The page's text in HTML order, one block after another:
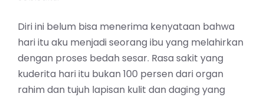
Diri ini belum bisa menerima kenyataan bahwa
hari itu aku menjadi seorang ibu yang melahirkan
dengan proses bedah sesar. Rasa sakit yang
kuderita hari itu bukan 100 persen dari organ
rahim dan tujuh lapisan kulit dan daging yang